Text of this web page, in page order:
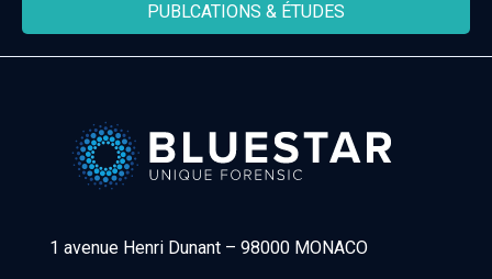
PUBLCATIONS & ÉTUDES
1 avenue Henri Dunant – 98000 MONACO